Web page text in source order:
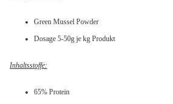
Green Mussel Powder
Dosage 5-50g je kg Produkt
Inhaltsstoffe:
65% Protein